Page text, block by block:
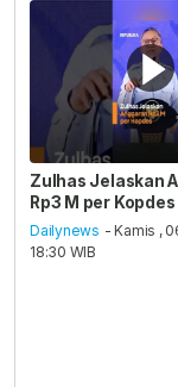
Zulhas Jelaskan
Rp3 M per Kopdes
Dailynews - Kamis ,
18:30 WIB